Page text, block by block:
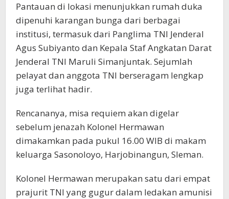
Pantauan di lokasi menunjukkan rumah duka
dipenuhi karangan bunga dari berbagai
institusi, termasuk dari Panglima TNI Jenderal
Agus Subiyanto dan Kepala Staf Angkatan Darat
Jenderal TNI Maruli Simanjuntak. Sejumlah
pelayat dan anggota TNI berseragam lengkap
juga terlihat hadir.
Rencananya, misa requiem akan digelar
sebelum jenazah Kolonel Hermawan
dimakamkan pada pukul 16.00 WIB di makam
keluarga Sasonoloyo, Harjobinangun, Sleman.
Kolonel Hermawan merupakan satu dari empat
prajurit TNI yang gugur dalam ledakan amunisi